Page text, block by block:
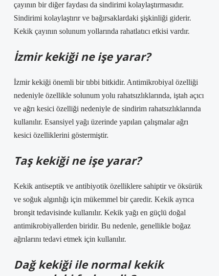
çayının bir diğer faydası da sindirimi kolaylaştırmasıdır.
Sindirimi kolaylaştırır ve bağırsaklardaki şişkinliği giderir.
Kekik çayının solunum yollarında rahatlatıcı etkisi vardır.
İzmir kekiği ne işe yarar?
İzmir kekiği önemli bir tıbbi bitkidir. Antimikrobiyal özelliği
nedeniyle özellikle solunum yolu rahatsızlıklarında, iştah açıcı
ve ağrı kesici özelliği nedeniyle de sindirim rahatsızlıklarında
kullanılır. Esansiyel yağı üzerinde yapılan çalışmalar ağrı
kesici özelliklerini göstermiştir.
Taş kekiği ne işe yarar?
Kekik antiseptik ve antibiyotik özelliklere sahiptir ve öksürük
ve soğuk algınlığı için mükemmel bir çaredir. Kekik ayrıca
bronşit tedavisinde kullanılır. Kekik yağı en güçlü doğal
antimikrobiyallerden biridir. Bu nedenle, genellikle boğaz
ağrılarını tedavi etmek için kullanılır.
Dağ kekiği ile normal kekik